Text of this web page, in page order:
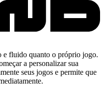
e fluido quanto o próprio jogo.
a personalizar sua
seus jogos e permite que